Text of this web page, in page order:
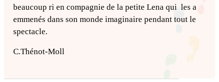
beaucoup ri en compagnie de la petite Lena qui les a
emmenés dans son monde imaginaire pendant tout le
spectacle.
C.Thénot-Moll